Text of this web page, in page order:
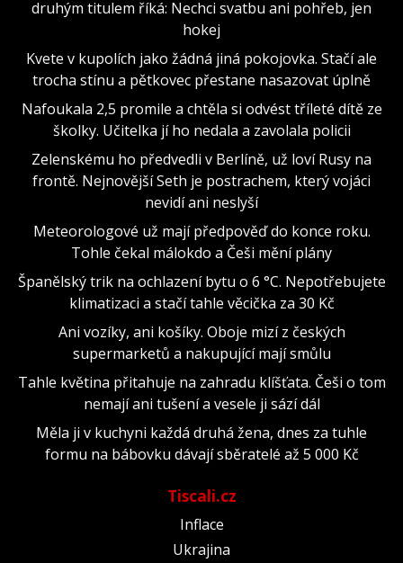
druhým titulem říká: Nechci svatbu ani pohřeb, jen
hokej
Kvete v kupolích jako žádná jiná pokojovka. Stačí ale
trocha stínu a pětkovec přestane nasazovat úplně
Nafoukala 2,5 promile a chtěla si odvést tříleté dítě ze
školky. Učitelka jí ho nedala a zavolala policii
Zelenskému ho předvedli v Berlíně, už loví Rusy na
frontě. Nejnovější Seth je postrachem, který vojáci
nevidí ani neslyší
Meteorologové už mají předpověď do konce roku.
Tohle čekal málokdo a Češi mění plány
Španělský trik na ochlazení bytu o 6 °C. Nepotřebujete
klimatizaci a stačí tahle věcička za 30 Kč
Ani vozíky, ani košíky. Oboje mizí z českých
supermarketů a nakupující mají smůlu
Tahle květina přitahuje na zahradu klíšťata. Češi o tom
nemají ani tušení a vesele ji sází dál
Měla ji v kuchyni každá druhá žena, dnes za tuhle
formu na bábovku dávají sběratelé až 5 000 Kč
Tiscali.cz
Inflace
Ukrajina